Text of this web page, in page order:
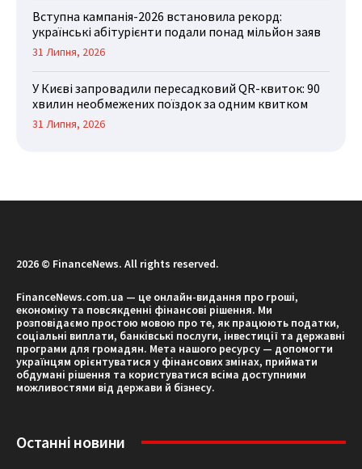
Вступна кампанія-2026 встановила рекорд:
українські абітурієнти подали понад мільйон заяв
31 Липня, 2026
У Києві запровадили пересадковий QR-квиток: 90
хвилин необмежених поїздок за одним квитком
31 Липня, 2026
2026 © FinanceNews. All rights reserved.
FinanceNews.com.ua — це онлайн-видання про гроші,
економіку та повсякденні фінансові рішення. Ми
розповідаємо простою мовою про те, як працюють податки,
соціальні виплати, банківські послуги, інвестиції та державні
програми для громадян. Мета нашого ресурсу — допомогти
українцям орієнтуватися у фінансових змінах, приймати
обдумані рішення та користуватися всіма доступними
можливостями від держави й бізнесу.
Останні новини